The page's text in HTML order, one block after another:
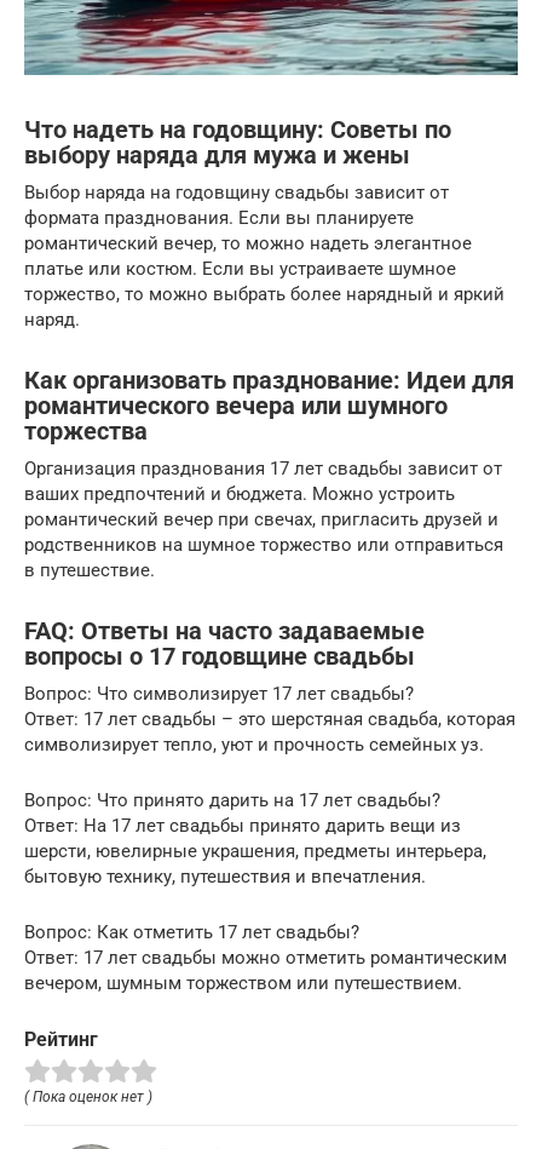
Что надеть на годовщину: Советы по
выбору наряда для мужа и жены
Выбор наряда на годовщину свадьбы зависит от
формата празднования. Если вы планируете
романтический вечер, то можно надеть элегантное
платье или костюм. Если вы устраиваете шумное
торжество, то можно выбрать более нарядный и яркий
наряд.
Как организовать празднование: Идеи для
романтического вечера или шумного
торжества
Организация празднования 17 лет свадьбы зависит от
ваших предпочтений и бюджета. Можно устроить
романтический вечер при свечах, пригласить друзей и
родственников на шумное торжество или отправиться
в путешествие.
FAQ: Ответы на часто задаваемые
вопросы о 17 годовщине свадьбы
Вопрос: Что символизирует 17 лет свадьбы?
Ответ: 17 лет свадьбы – это шерстяная свадьба, которая
символизирует тепло, уют и прочность семейных уз.
Вопрос: Что принято дарить на 17 лет свадьбы?
Ответ: На 17 лет свадьбы принято дарить вещи из
шерсти, ювелирные украшения, предметы интерьера,
бытовую технику, путешествия и впечатления.
Вопрос: Как отметить 17 лет свадьбы?
Ответ: 17 лет свадьбы можно отметить романтическим
вечером, шумным торжеством или путешествием.
Рейтинг
( Пока оценок нет )